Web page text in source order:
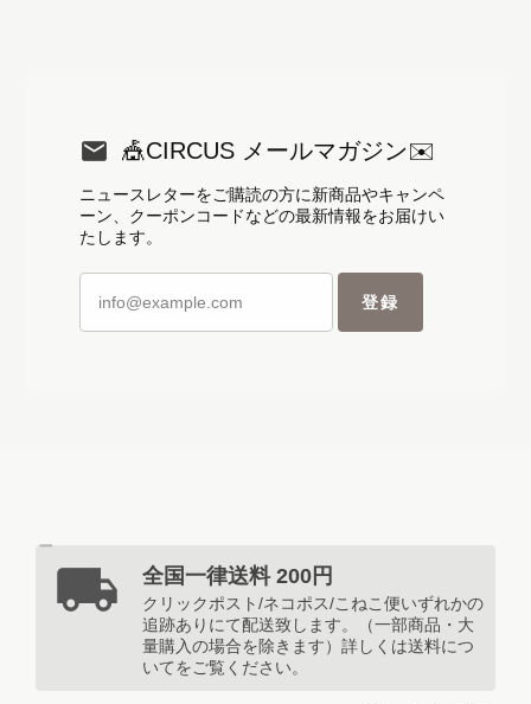
🎪CIRCUS メールマガジン✉️
ニュースレターをご購読の方に新商品やキャンペ
ーン、クーポンコードなどの最新情報をお届けい
たします。
登録
全国一律送料 200円
クリックポスト/ネコポス/こねこ便いずれかの
追跡ありにて配送致します。（一部商品・大
量購入の場合を除きます）詳しくは送料につ
いてをご覧ください。